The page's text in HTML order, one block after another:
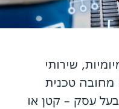
שירותי
מחובה טכנית
עסק – קטן או